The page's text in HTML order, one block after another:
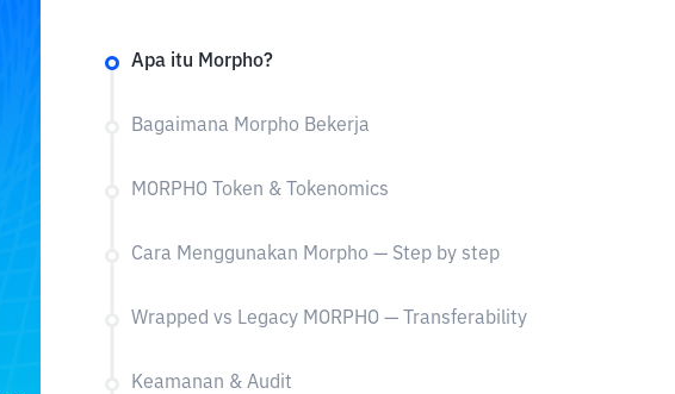
Apa itu Morpho?
Bagaimana Morpho Bekerja
MORPHO Token & Tokenomics
Cara Menggunakan Morpho — Step by step
Wrapped vs Legacy MORPHO — Transferability
Keamanan & Audit